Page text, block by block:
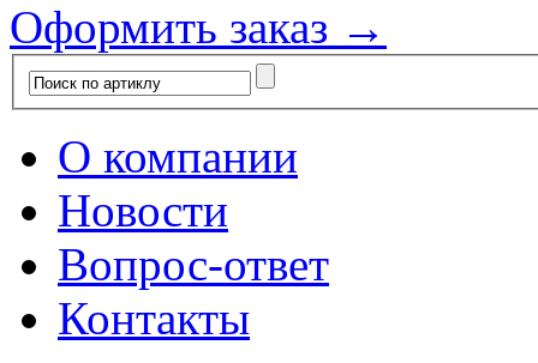
Оформить заказ →
О компании
Новости
Вопрос-ответ
Контакты